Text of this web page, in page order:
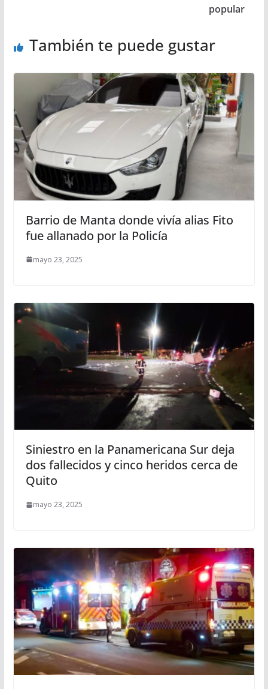
popular
También te puede gustar
Barrio de Manta donde vivía alias Fito
fue allanado por la Policía
mayo 23, 2025
Siniestro en la Panamericana Sur deja
dos fallecidos y cinco heridos cerca de
Quito
mayo 23, 2025